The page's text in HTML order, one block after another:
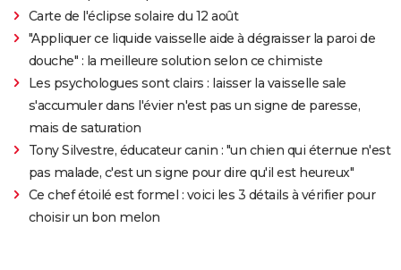
Carte de l'éclipse solaire du 12 août
"Appliquer ce liquide vaisselle aide à dégraisser la paroi de
douche" : la meilleure solution selon ce chimiste
Les psychologues sont clairs : laisser la vaisselle sale
s'accumuler dans l'évier n'est pas un signe de paresse,
mais de saturation
Tony Silvestre, éducateur canin : "un chien qui éternue n'est
pas malade, c'est un signe pour dire qu'il est heureux"
Ce chef étoilé est formel : voici les 3 détails à vérifier pour
choisir un bon melon